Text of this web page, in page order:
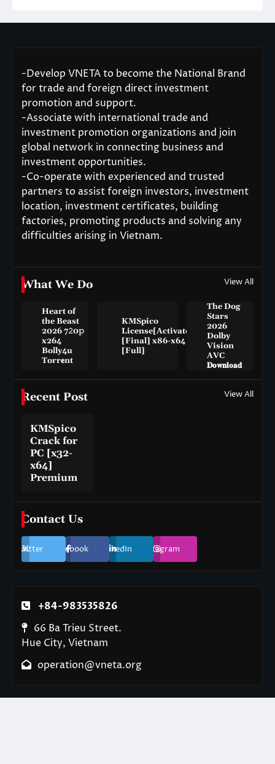
-Develop VNETA to become the National Brand
for trade and foreign direct investment
promotion and support.
-Associate with international trade and
investment promotion organizations and join
global network in connecting business and
investment opportunities.
-Co-operate with experienced and trusted
partners to assist foreign investors, investment
location, investment certificates, building
factories, promoting products and solving any
difficulties arising in Vietnam.
What We Do View All
Heart of
the Beast
2026 7𝟸0𝚙
x264
Bolly4u
Torr𝐞nt
KMSpico
License[Activated]
[Final] x86-x64
[Full]
The Dog
Stars
2026
Dolby
Vision
AVC
𝐃𝐨𝐰𝐧𝐥𝐨𝐚𝐝
Recent Post View All
KMSpico
Crack for
PC [x32-
x64]
Premium
Contact Us
Twitter Facebook LinkedIn Instagram
+84-983535826
66 Ba Trieu Street.
Hue City, Vietnam
operation@vneta.org